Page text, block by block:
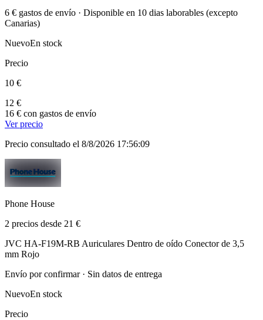
6 € gastos de envío · Disponible en 10 dias laborables (excepto
Canarias)
NuevoEn stock
Precio
10 €
12 €
16 € con gastos de envío
Ver precio
Precio consultado el 8/8/2026 17:56:09
Phone House
2 precios desde 21 €
JVC HA-F19M-RB Auriculares Dentro de oído Conector de 3,5
mm Rojo
Envío por confirmar · Sin datos de entrega
NuevoEn stock
Precio